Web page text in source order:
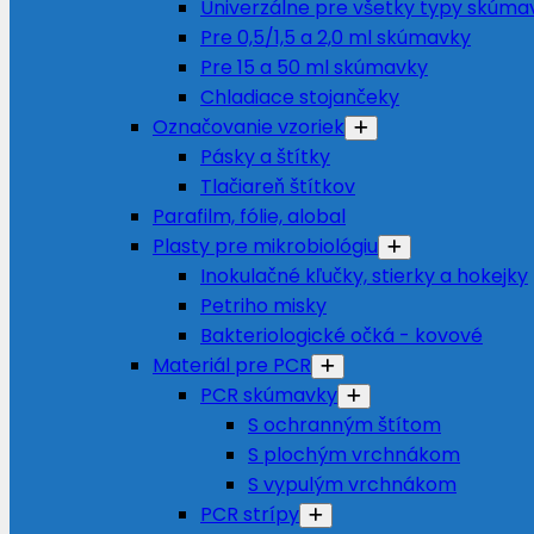
Univerzálne pre všetky typy
Pre 0,5/1,5 a 2,0 ml skúmavky
Pre 15 a 50 ml skúmavky
Chladiace stojančeky
Označovanie vzoriek
Pásky a štítky
Tlačiareň štítkov
Parafilm, fólie, alobal
Plasty pre mikrobiológiu
Inokulačné kľučky, stierky a hokejky
Petriho misky
Bakteriologické očká - kovové
Materiál pre PCR
PCR skúmavky
S ochranným štítom
S plochým vrchnákom
S vypulým vrchnákom
PCR strípy